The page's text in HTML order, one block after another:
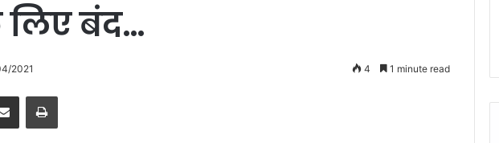
लिए बंद…
2021 4 1 minute read